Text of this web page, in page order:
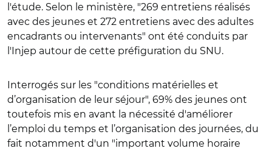
l'étude. Selon le ministère, "269 entretiens réalisés
avec des jeunes et 272 entretiens avec des adultes
encadrants ou intervenants" ont été conduits par
l'Injep autour de cette préfiguration du SNU.
Interrogés sur les "conditions matérielles et
d’organisation de leur séjour", 69% des jeunes ont
toutefois mis en avant la nécessité d'améliorer
l’emploi du temps et l’organisation des journées, du
fait notamment d'un "important volume horaire